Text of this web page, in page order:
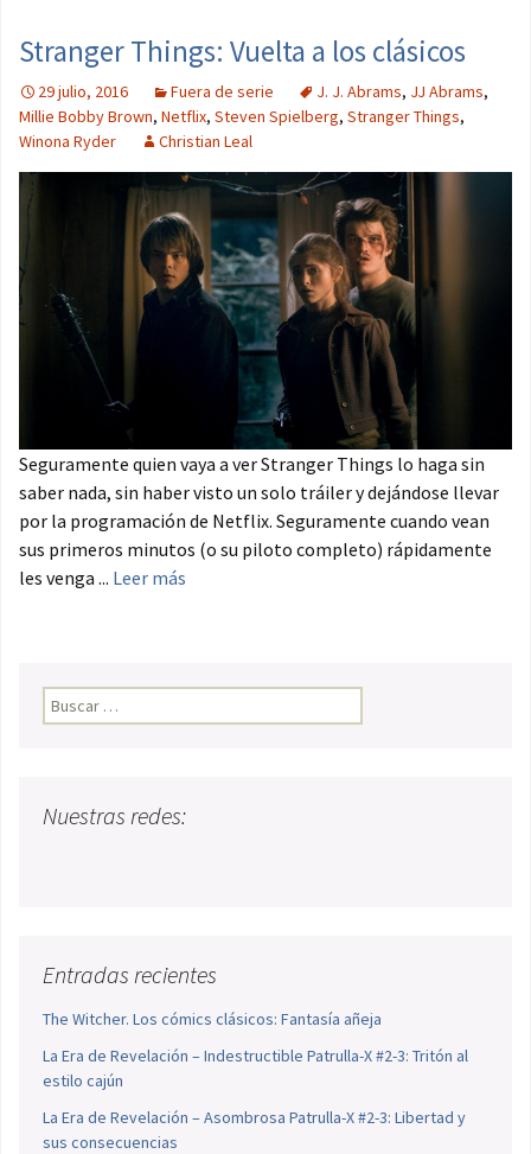
Stranger Things: Vuelta a los clásicos
29 julio, 2016 Fuera de serie J. J. Abrams, JJ Abrams,
Millie Bobby Brown, Netflix, Steven Spielberg, Stranger Things,
Winona Ryder
Christian Leal
Seguramente quien vaya a ver Stranger Things lo haga sin
saber nada, sin haber visto un solo tráiler y dejándose llevar
por la programación de Netflix. Seguramente cuando vean
sus primeros minutos (o su piloto completo) rápidamente
les venga ... Leer más
Buscar:
Nuestras redes:
Entradas recientes
The Witcher. Los cómics clásicos: Fantasía añeja
La Era de Revelación – Indestructible Patrulla-X #2-3: Tritón al
estilo cajún
La Era de Revelación – Asombrosa Patrulla-X #2-3: Libertad y
sus consecuencias